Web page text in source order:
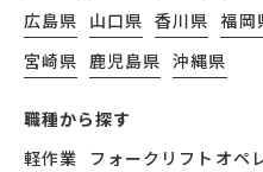
広島県 山口県 香川県 福岡
宮崎県 鹿児島県 沖縄県
職種から探す
軽作業
フォークリフトオペ